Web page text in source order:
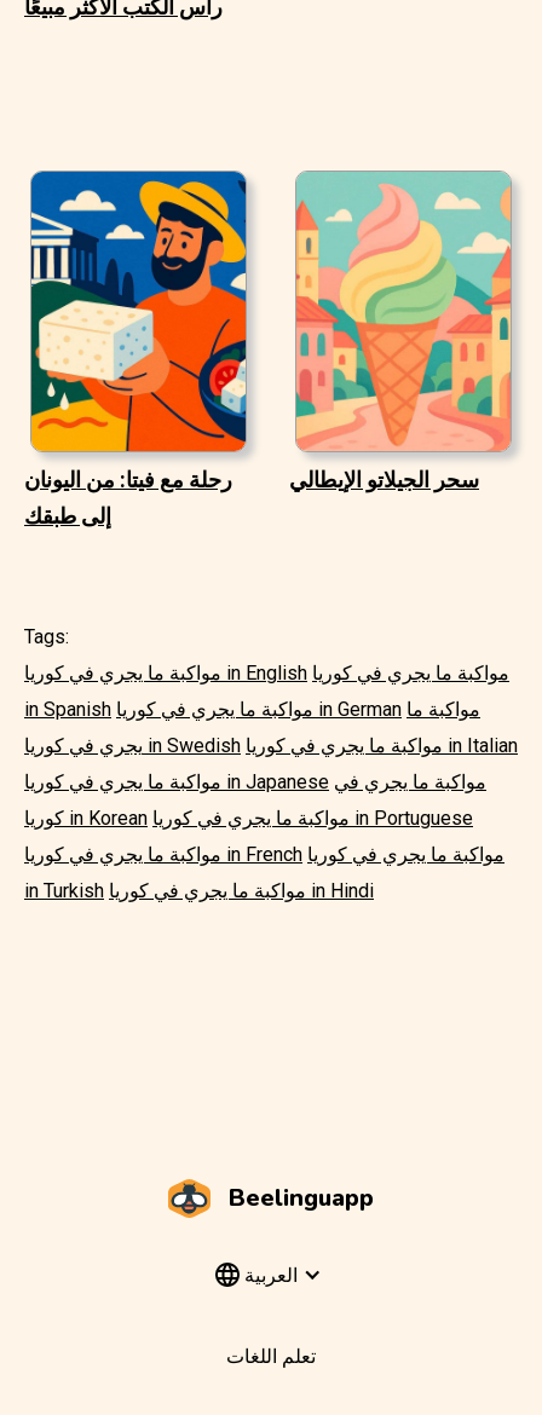
رأس الكتب الأكثر مبيعًا
رحلة مع فيتا: من اليونان
إلى طبقك
سحر الجيلاتو الإيطالي
Tags:
مواكبة ما يجري في كوريا in English مواكبة ما يجري في كوريا
in Spanish
مواكبة ما يجري في كوريا in German مواكبة ما
يجري في كوريا in Swedish
مواكبة ما يجري في كوريا in Italian
مواكبة ما يجري في كوريا in Japanese مواكبة ما يجري في
كوريا in Korean
مواكبة ما يجري في كوريا in Portuguese
مواكبة ما يجري في كوريا in French مواكبة ما يجري في كوريا
in Turkish
مواكبة ما يجري في كوريا in Hindi
Beelinguapp
العربية
تعلم اللغات